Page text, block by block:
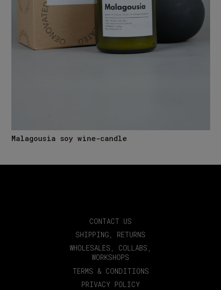
Malagousia soy wine-candle
CONTACT US
SHIPPING, RETURNS
WHOLESALES, COLLABS,
WORKSHOPS
TERMS & CONDITIONS
PRIVACY POLICY